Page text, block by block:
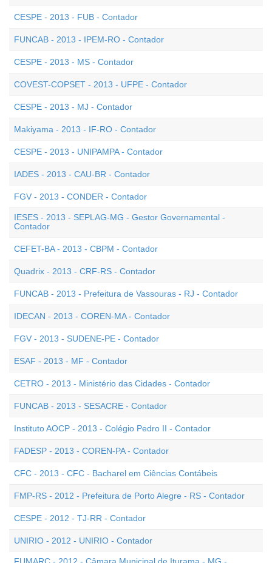
CESPE - 2013 - FUB - Contador
FUNCAB - 2013 - IPEM-RO - Contador
CESPE - 2013 - MS - Contador
COVEST-COPSET - 2013 - UFPE - Contador
CESPE - 2013 - MJ - Contador
Makiyama - 2013 - IF-RO - Contador
CESPE - 2013 - UNIPAMPA - Contador
IADES - 2013 - CAU-BR - Contador
FGV - 2013 - CONDER - Contador
IESES - 2013 - SEPLAG-MG - Gestor Governamental -
Contador
CEFET-BA - 2013 - CBPM - Contador
Quadrix - 2013 - CRF-RS - Contador
FUNCAB - 2013 - Prefeitura de Vassouras - RJ - Contador
IDECAN - 2013 - COREN-MA - Contador
FGV - 2013 - SUDENE-PE - Contador
ESAF - 2013 - MF - Contador
CETRO - 2013 - Ministério das Cidades - Contador
FUNCAB - 2013 - SESACRE - Contador
Instituto AOCP - 2013 - Colégio Pedro II - Contador
FADESP - 2013 - COREN-PA - Contador
CFC - 2013 - CFC - Bacharel em Ciências Contábeis
FMP-RS - 2012 - Prefeitura de Porto Alegre - RS - Contador
CESPE - 2012 - TJ-RR - Contador
UNIRIO - 2012 - UNIRIO - Contador